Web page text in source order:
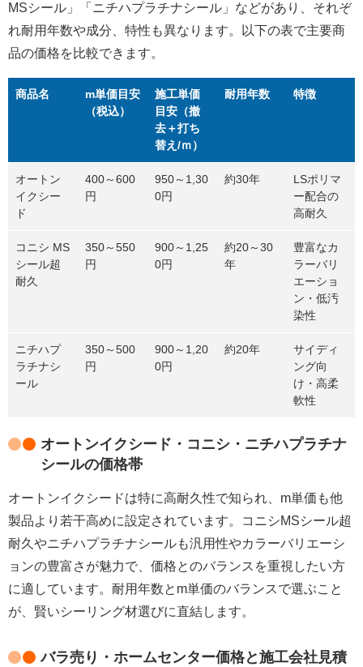
MSシール」「ニチハプラチナシール」などがあり、それぞ
れ耐用年数や成分、特性も異なります。以下の表で主要商
品の価格を比較できます。
商品名
m単価目安
（税込）
施工単価
目安（撤
去＋打ち
替え/ｍ）
耐用年数 特徴
オートン
イクシー
ド
400～600
円
950～1,30
0円
約30年
LSポリマ
ー配合の
高耐久
コニシ MS
シール超
耐久
350～550
円
900～1,25
0円
約20～30
年
豊富なカ
ラーバリ
エーショ
ン・低汚
染性
ニチハプ
ラチナシ
ール
350～500
円
900～1,20
0円
約20年
サイディ
ング向
け・高柔
軟性
オートンイクシード・コニシ・ニチハプラチナ
シールの価格帯
オートンイクシードは特に高耐久性で知られ、m単価も他
製品より若干高めに設定されています。コニシMSシール超
耐久やニチハプラチナシールも汎用性やカラーバリエーシ
ョンの豊富さが魅力で、価格とのバランスを重視したい方
に適しています。耐用年数とm単価のバランスで選ぶこと
が、賢いシーリング材選びに直結します。
バラ売り・ホームセンター価格と施工会社見積